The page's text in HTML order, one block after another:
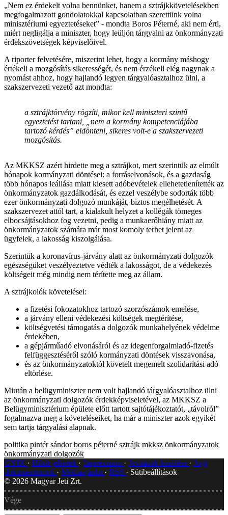
„Nem ez érdekelt volna bennünket, hanem a sztrájkkövetelésekben
megfogalmazott gondolatokkal kapcsolatban szerettünk volna
minisztériumi egyeztetéseket” - mondta Boros Péterné, aki nem érti,
miért negligálja a miniszter, hogy leüljön tárgyalni az önkormányzati
érdekszövetségek képviselőivel.
A riporter felvetésére, miszerint lehet, hogy a kormány máshogy
értékeli a mozgósítás sikerességét, és nem érzékeli elég nagynak a
nyomást ahhoz, hogy hajlandó legyen tárgyalóasztalhoz ülni, a
szakszervezeti vezető azt mondta:
a sztrájktörvény rögzíti, mikor kell miniszteri szintű
egyeztetést tartani, „nem a kormány kompetenciájába
tartozó kérdés” eldönteni, sikeres volt-e a szakszervezeti
mozgósítás.
Az MKKSZ azért hirdette meg a sztrájkot, mert szerintük az elmúlt
hónapok kormányzati döntései: a forráselvonások, és a gazdaság
több hónapos leállása miatt kiesett adóbevételek ellehetetlenítették az
önkormányzatok gazdálkodását, és ezzel veszélybe sodorták több
ezer önkormányzati dolgozó munkáját, biztos megélhetését. A
szakszervezet attól tart, a kialakult helyzet a kollégák tömeges
elbocsájtásokhoz fog vezetni, pedig a munkaerőhiány miatt az
önkormányzatok számára már most komoly terhet jelent az
ügyfelek, a lakosság kiszolgálása.
Szerintük a koronavírus-járvány alatt az önkormányzati dolgozók
egészségüket veszélyeztetve védték a lakosságot, de a védekezés
költségeit még mindig nem térítette meg az állam.
A sztrájkolók követelései:
a fizetési fokozatokhoz tartozó szorzószámok emelése,
a járvány elleni védekezési költségek megtérítése,
költségvetési támogatás a dolgozók munkahelyének védelme
érdekében,
a gépjárműadó elvonásáról és az idegenforgalmiadó-fizetés
felfüggesztéséről szóló kormányzati döntések visszavonása,
és az önkormányzatoktól követelt megemelt szolidarítási adó
eltörlése.
Miután a belügyminiszter nem volt hajlandó tárgyalóasztalhoz ülni
az önkormányzati dolgozók érdekképviseletével, az MKKSZ a
Belügyminisztérium épülete előtt tartott sajtótájékoztatót, „távolról”
fogalmazva meg a követeléseiket, ha már a miniszter azok egyikét
sem tartja tárgyalási alapnak.
politika pintér sándor boros péterné sztrájk mkksz önkormányzatok
önkormányzati dolgozók
GYIK
Hibát jelentek Impresszum Javítások kezelése
Jogi
dokumentumok
Médiaajánlat RSS
Sütibeállítások
© 2026 Magyar Jeti Zrt.
Vége